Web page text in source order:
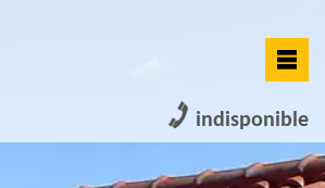
indisponible